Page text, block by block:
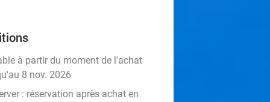
à partir du moment de l'achat
8 nov. 2026
: réservation après achat en